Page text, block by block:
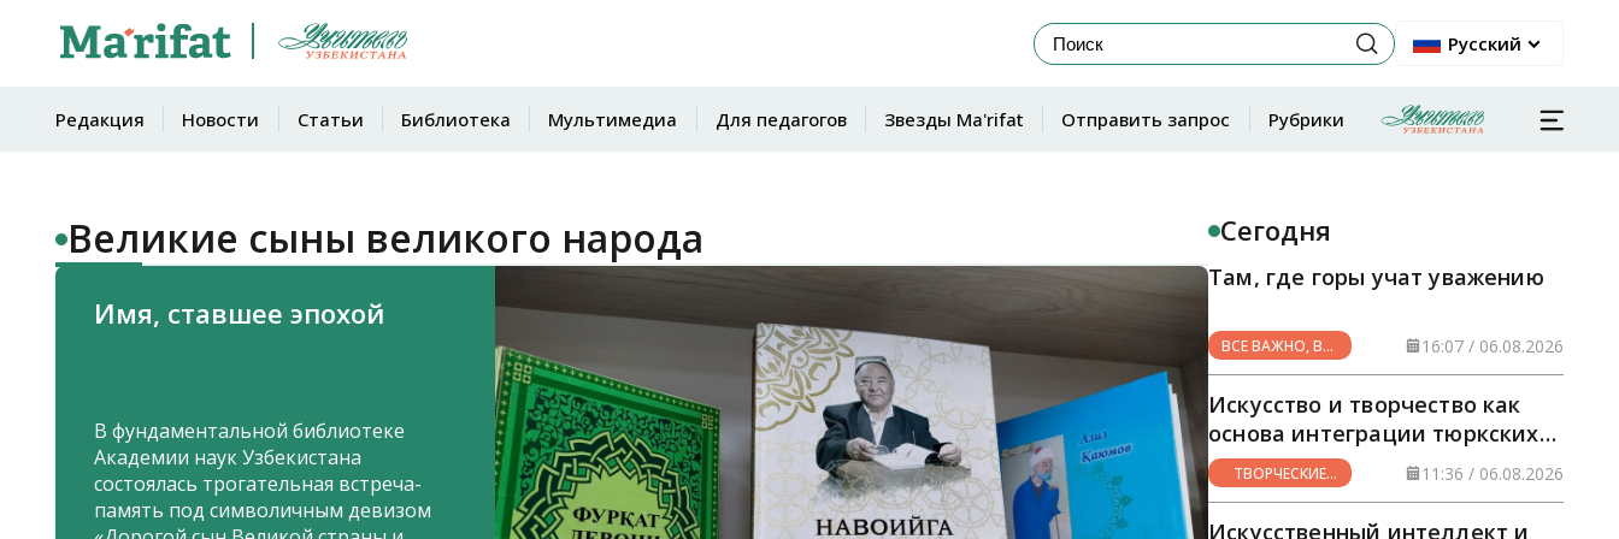
Русский
Редакция Новости Статьи Библиотека Мультимедиа Для педагогов Звезды Ma'rifat Отправить запрос Рубрики
Великие сыны великого народа
Имя, ставшее эпохой
В фундаментальной библиотеке
Академии наук Узбекистана
состоялась трогательная встреча-
память под символичным девизом
Сегодня
Там, где горы учат уважению
ВСЕ ВАЖНО, ВСЕ
НУЖНО
16:07 / 06.08.2026
Искусство и творчество как
основа интеграции тюркских
стран
ТВОРЧЕСКИЕ
ГОРИЗОНТЫ
11:36 / 06.08.2026
Искусственный интеллект и